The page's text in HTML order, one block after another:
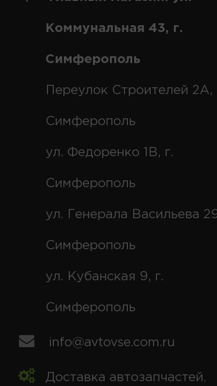
Коммунальная 43, г.
Симферополь
Переулок Строителей 2А,
Симферополь
ул. Федоренко 1В, г.
Симферополь
ул. Генерала Васильева
Симферополь
ул. Кубанская 9, г.
Симферополь
info@avtovse.com.ru
Доставка автозапчастей,